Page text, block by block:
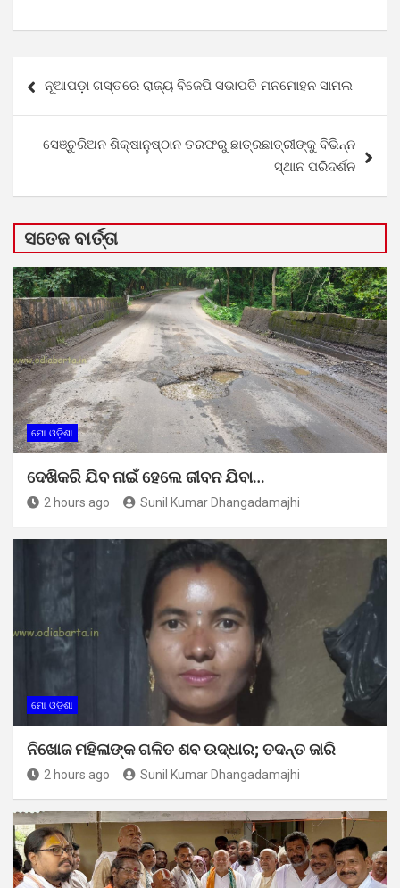
navigation
ନୂଆପଡ଼ା ଗସ୍ତରେ ରାଜ୍ୟ ବିଜେପି ସଭାପତି ମନମୋହନ ସାମଲ
ସେଞ୍ଚୁରିଅନ ଶିକ୍ଷାନୁଷ୍ଠାନ ତରଫରୁ ଛାତ୍ରଛାତ୍ରୀଙ୍କୁ ବିଭିନ୍ନ
ସ୍ଥାନ ପରିଦର୍ଶନ
ସତେଜ ବାର୍ତ୍ତା
ମୋ ଓଡ଼ିଶା
ଦେଖିକରି ଯିବ ନାଇଁ ହେଲେ ଜୀବନ ଯିବା…
2 hours ago Sunil Kumar Dhangadamajhi
ମୋ ଓଡ଼ିଶା
ନିଖୋଜ ମହିଳାଙ୍କ ଗଳିତ ଶବ ଉଦ୍ଧାର; ତଦନ୍ତ ଜାରି
2 hours ago Sunil Kumar Dhangadamajhi